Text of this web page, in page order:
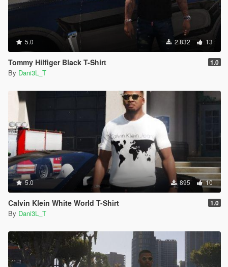
5.0 2.832 13
Tommy Hilfiger Black T-Shirt 1.0
By Dani3L_T
5.0 895 10
Calvin Klein White World T-Shirt 1.0
By Dani3L_T